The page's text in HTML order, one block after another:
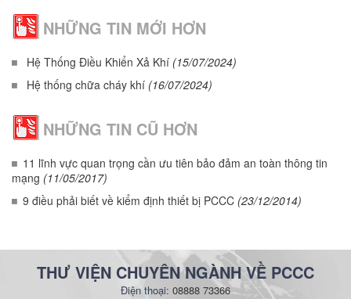
NHỮNG TIN MỚI HƠN
Hệ Thống Điều Khiển Xả Khí (15/07/2024)
Hệ thống chữa cháy khí (16/07/2024)
NHỮNG TIN CŨ HƠN
11 lĩnh vực quan trọng cần ưu tiên bảo đảm an toàn thông tin
mạng (11/05/2017)
9 điều phải biết về kiểm định thiết bị PCCC (23/12/2014)
THƯ VIỆN CHUYÊN NGÀNH VỀ PCCC
Điện thoại: 08888 73366